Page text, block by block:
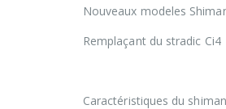
Nouveaux modeles
Remplaçant du stradic Ci4
Caractéristiques du